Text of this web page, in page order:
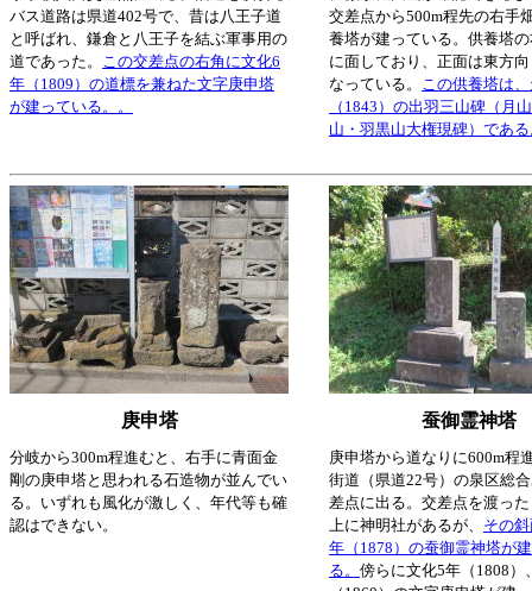
バス道路は県道402号で、昔は八王子道
と呼ばれ、鎌倉と八王子を結ぶ軍事用の
道であった。 この交差点の右角に文化6
年（1809）の道標を兼ねた文字庚申塔
が建っている。。
交差点から500m程先の右手
養塔が建っている。供養塔
に面しており、正面は東方
なっている。 この供養塔は
（1843）の出羽三山碑（月
山・羽黒山大権現碑）であ
庚申塔 蚕御霊神塔
分岐から300m程進むと、右手に青面金
剛の庚申塔と思われる石造物が並んでい
る。いずれも風化が激しく、年代等も確
認はできない。
庚申塔から道なりに600m程
街道（県道22号）の泉区総
差点に出る。交差点を渡っ
上に神明社があるが、 その
年（1878）の蚕御霊神塔が
る。 傍らに文化5年（1808）